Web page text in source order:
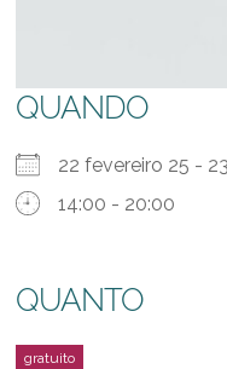
QUANDO
22 fevereiro 25 -
14:00 - 20:00
QUANTO